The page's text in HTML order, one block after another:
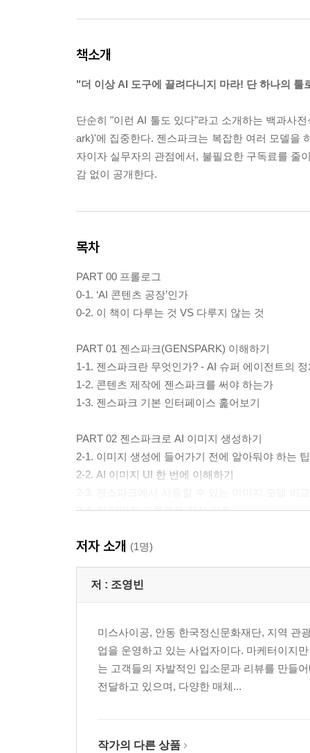
책소개
"더 이상 AI 도구에 끌려다니지 마라! 단 하나의
단순히 "이런 AI 툴도 있다"라고 소개하는 백과사
ark)'에 집중한다. 젠스파크는 복잡한 여러 모델을
자이자 실무자의 관점에서, 불필요한 구독료를 줄
감 없이 공개한다.
목차
PART 00 프롤로그
0-1. ‘AI 콘텐츠 공장’인가
0-2. 이 책이 다루는 것 VS 다루지 않는 것
PART 01 젠스파크(GENSPARK) 이해하기
1-1. 젠스파크란 무엇인가? - AI 슈퍼 에이전트의 정
1-2. 콘텐츠 제작에 젠스파크를 써야 하는가
1-3. 젠스파크 기본 인터페이스 훑어보기
PART 02 젠스파크로 AI 이미지 생성하기
2-1. 이미지 생성에 들어가기 전에 알아둬야 하는 팁
2-2. AI 이미지 UI 한 번에 이해하기
2-4. AI 이미지 프롬프트 작성 기초
2-6. 배경·공간 이미지 생성하기
2-7. 제품·상세페이지용 이미지 만들기
2-8. 나노바나나 프로로 인물과 배경 합성하기
3-1. AI 동영상 UI 및 기본 구조
3-2. 젠스파크에서 사용할 수 있는 동영상 모델 비교
3-3. TEXT TO VIDEO - 텍스트만으로 영상 만들기
3-4. IMAGE TO VIDEO(START FRAME) - 이미지
PART 04 젠스파크의 또 다른 기능 & 워크플로우
저자 소개 (1명)
저 : 조영빈
미스사이공, 안동 한국정신문화재단, 지역 관
업을 운영하고 있는 사업자이다. 마케터이지
는 고객들의 자발적인 입소문과 리뷰를 만들
전달하고 있으며, 다양한 매체...
작가의 다른 상품